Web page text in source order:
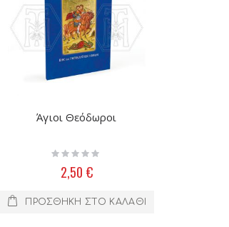
Άγιοι Θεόδωροι
Rating:
2,50 €
ΠΡΟΣΘΉΚΗ ΣΤΟ ΚΑΛΆΘΙ